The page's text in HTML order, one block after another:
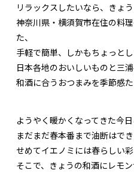
リラックスしたいなら、きょ
神奈川県・横須賀市在住の料
た、
手軽で簡単、しかもちょっと
日本各地のおいしいものと三
和酒に合うおつまみを季節感
ようやく暖かくなってきた今日
まだまだ春本番まで油断はで
せめてイエノミには春らしい
そこで、きょうの和酒にレモン